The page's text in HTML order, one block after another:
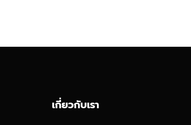
เกี่ยวกับเรา